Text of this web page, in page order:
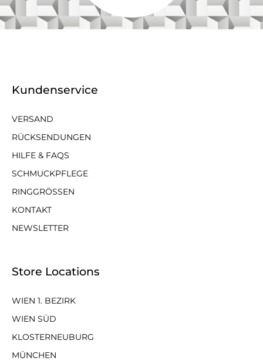
Kundenservice
VERSAND
RÜCKSENDUNGEN
HILFE & FAQS
SCHMUCKPFLEGE
RINGGRÖSSEN
KONTAKT
NEWSLETTER
Store Locations
WIEN 1. BEZIRK
WIEN SÜD
KLOSTERNEUBURG
MÜNCHEN